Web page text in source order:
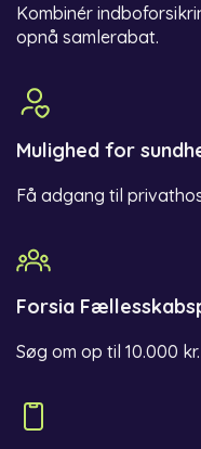
Kombinér
opnå samlerabat.
Mulighed for
Få adgang til
Forsia
Søg om op til 10.000